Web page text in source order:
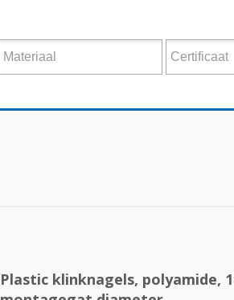
Plastic klinknagels, polyamide,